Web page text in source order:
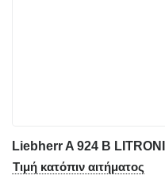
Liebherr A 924 B
Τιμή κατόπιν αιτήματος